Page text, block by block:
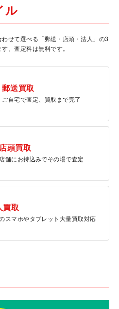
ル
せて選べる「郵送・店頭・法人」の3
。査定料は無料です。
郵送買取
ご自宅で査定、買取まで完了
店頭買取
店舗にお持込みでその場で査定
買取
スマホやタブレット大量買取対応